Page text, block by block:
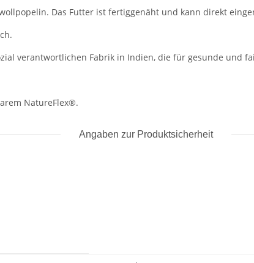
Das Futter ist fertiggenäht und kann direkt
verantwortlichen Fabrik in Indien, die für gesunde und
NatureFlex®.
Angaben zur Produktsicherheit